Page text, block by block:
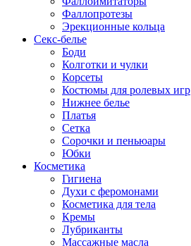
Фаллопротезы
Эрекционные кольца
Секс-белье
Боди
Колготки и чулки
Корсеты
Костюмы для ролевых игр
Нижнее белье
Платья
Сетка
Сорочки и пеньюары
Юбки
Косметика
Гигиена
Духи с феромонами
Косметика для тела
Кремы
Лубриканты
Массажные масла